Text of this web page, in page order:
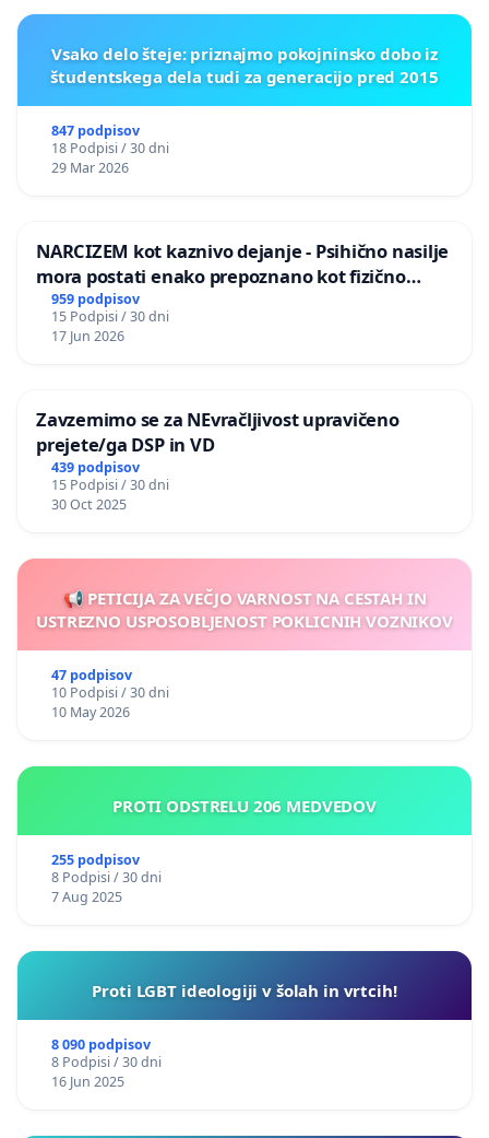
Vsako delo šteje: priznajmo pokojninsko dobo iz
študentskega dela tudi za generacijo pred 2015
847 podpisov
18 Podpisi / 30 dni
29 Mar 2026
NARCIZEM kot kaznivo dejanje - Psihično nasilje
mora postati enako prepoznano kot fizično
nasilje
959 podpisov
15 Podpisi / 30 dni
17 Jun 2026
Zavzemimo se za NEvračljivost upravičeno
prejete/ga DSP in VD
439 podpisov
15 Podpisi / 30 dni
30 Oct 2025
📢 PETICIJA ZA VEČJO VARNOST NA CESTAH IN
USTREZNO USPOSOBLJENOST POKLICNIH VOZNIKOV
47 podpisov
10 Podpisi / 30 dni
10 May 2026
PROTI ODSTRELU 206 MEDVEDOV
255 podpisov
8 Podpisi / 30 dni
7 Aug 2025
Proti LGBT ideologiji v šolah in vrtcih!
8 090 podpisov
8 Podpisi / 30 dni
16 Jun 2025